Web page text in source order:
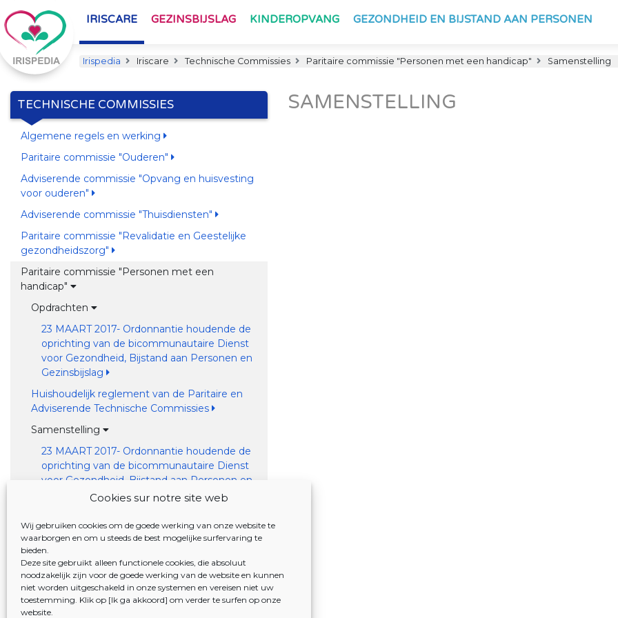
Cookies sur notre site web
Wij gebruiken cookies om de goede werking van onze website te
waarborgen en om u steeds de best mogelijke surfervaring te
bieden.
Deze site gebruikt alleen functionele cookies, die absoluut
noodzakelijk zijn voor de goede werking van de website en kunnen
niet worden uitgeschakeld in onze systemen en vereisen niet uw
toestemming. Klik op [Ik ga akkoord] om verder te surfen op onze
website.
IRISCARE GEZINSBIJSLAG KINDEROPVANG GEZONDHEID EN BIJSTAND AAN PERSONEN
Irispedia Iriscare Technische Commissies Paritaire commissie "Personen met een handicap" Samenstelling
TECHNISCHE COMMISSIES
Algemene regels en werking
Paritaire commissie "Ouderen"
Adviserende commissie "Opvang en huisvesting
voor ouderen"
Adviserende commissie "Thuisdiensten"
Paritaire commissie "Revalidatie en Geestelijke
gezondheidszorg"
Paritaire commissie "Personen met een
handicap"
Opdrachten
23 MAART 2017- Ordonnantie houdende de
oprichting van de bicommunautaire Dienst
voor Gezondheid, Bijstand aan Personen en
Gezinsbijslag
Huishoudelijk reglement van de Paritaire en
Adviserende Technische Commissies
Samenstelling
23 MAART 2017- Ordonnantie houdende de
oprichting van de bicommunautaire Dienst
voor Gezondheid, Bijstand aan Personen en
Gezinsbijslag
van de samenstelling van de technische
commissies en van het Multidisciplinair
College van de bicommunautaire Dienst
voor Gezondheid, Bijstand aan Personen en
Gezinsbijslag
Adviserende commissie "Personen met een
SAMENSTELLING